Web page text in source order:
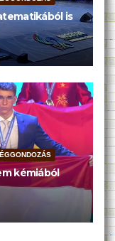
is
kémiából